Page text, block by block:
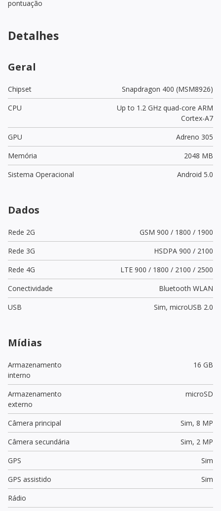
pontuação
Detalhes
Geral
Chipset
Snapdragon 400 (MSM8926)
CPU
Up to 1.2 GHz quad-core ARM
Cortex-A7
GPU
Adreno 305
Memória
2048 MB
Sistema Operacional
Android 5.0
Dados
Rede 2G
GSM 900 / 1800 / 1900
Rede 3G
HSDPA 900 / 2100
Rede 4G
LTE 900 / 1800 / 2100 / 2500
Conectividade
Bluetooth WLAN
USB
Sim, microUSB 2.0
Mídias
Armazenamento
interno
16 GB
Armazenamento
externo
microSD
Câmera principal Sim, 8 MP
Câmera secundária
Sim, 2 MP
GPS
Sim
GPS assistido
Sim
Rádio